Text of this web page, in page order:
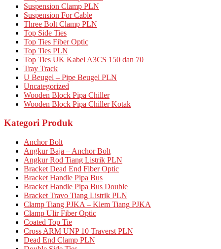
Suspension Clamp PLN
Suspension For Cable
Three Bolt Clamp PLN
Top Side Ties
Top Ties Fiber Optic
Top Ties PLN
Top Ties UK Kabel A3CS 150 dan 70
Tray Track
U Beugel – Pipe Beugel PLN
Uncategorized
Wooden Block Pipa Chiller
Wooden Block Pipa Chiller Kotak
Kategori Produk
Anchor Bolt
Angkur Baja – Anchor Bolt
Angkur Rod Tiang Listrik PLN
Bracket Dead End Fiber Optic
Bracket Handle Pipa Bus
Bracket Handle Pipa Bus Double
Bracket Travo Tiang Listrik PLN
Clamp Tiang PJKA – Klem Tiang PJKA
Clamp Ulir Fiber Optic
Coated Top Tie
Cross ARM UNP 10 Traverst PLN
Dead End Clamp PLN